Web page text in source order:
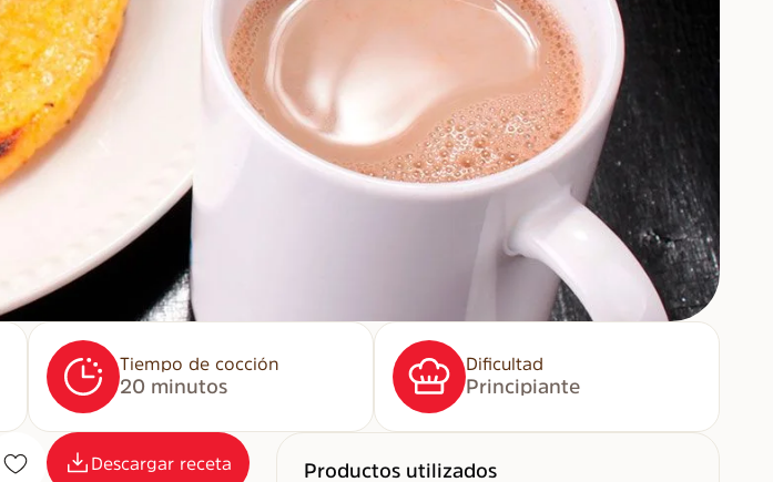
Tiempo de cocción
20 minutos
Dificultad
Principiante
Descargar receta Productos utilizados